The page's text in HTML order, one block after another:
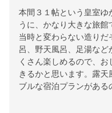
本間３１帖という皇室ゆ
うに、かなり大きな旅
当時と変わらない造り
呂、野天風呂、足湯など
くさん楽しめるので、
きるかと思います。露
ブルな宿泊プランがある